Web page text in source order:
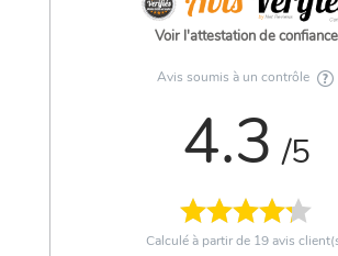
Voir l'attestation de confiance
Avis soumis à un contrôle
4.3 /5
Calculé à partir de 19 avis